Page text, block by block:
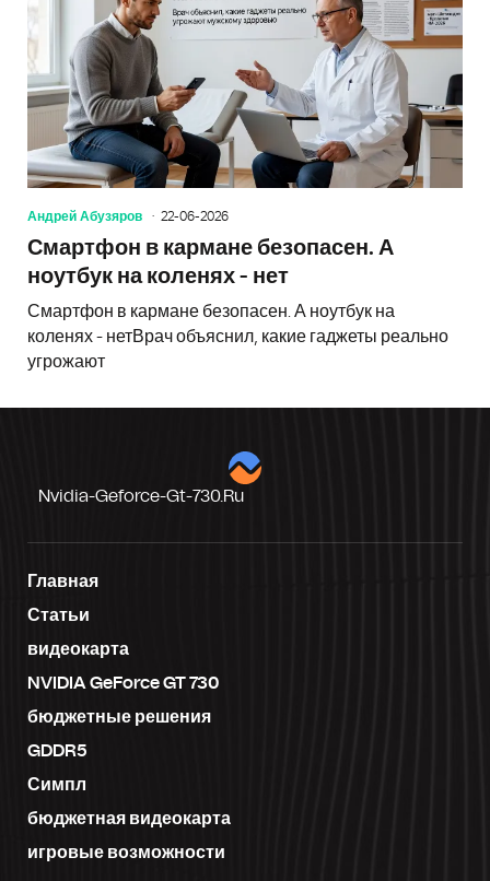
Андрей Абузяров 22-06-2026
Смартфон в кармане безопасен. А
ноутбук на коленях - нет
Смартфон в кармане безопасен. А ноутбук на
коленях - нетВрач объяснил, какие гаджеты реально
угрожают
Nvidia-Geforce-Gt-730.ru
Главная
Статьи
видеокарта
NVIDIA GeForce GT 730
бюджетные решения
GDDR5
Симпл
бюджетная видеокарта
игровые возможности